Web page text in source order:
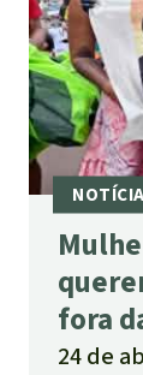
fora
24 de